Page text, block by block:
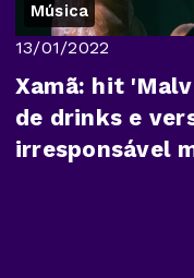
Música
13/01/2022
Xamã: hit
de drinks e
irresponsável